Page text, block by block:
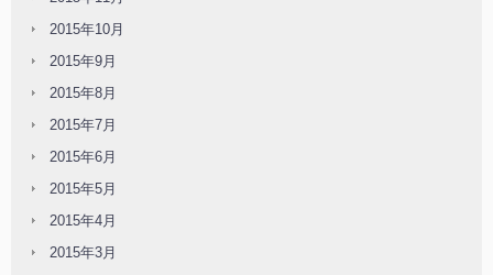
2015年10月
2015年9月
2015年8月
2015年7月
2015年6月
2015年5月
2015年4月
2015年3月